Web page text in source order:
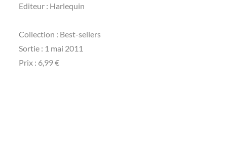
Editeur : Harlequin
Collection : Best-sellers
Sortie : 1 mai 2011
Prix : 6,99 €